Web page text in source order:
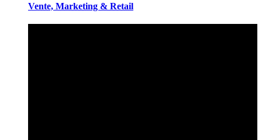
Vente, Marketing & Retail